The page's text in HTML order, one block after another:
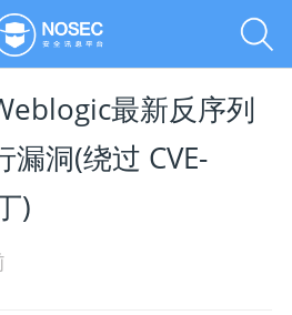
最新反序列
洞(绕过 CVE-
)